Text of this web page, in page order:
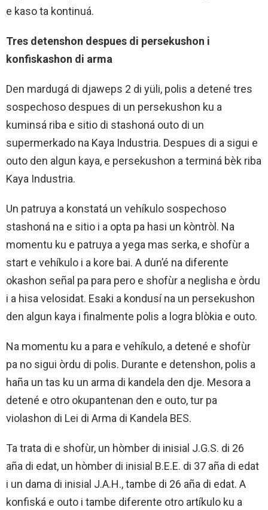
e kaso ta kontinuá.
Tres detenshon despues di persekushon i
konfiskashon di arma
Den mardugá di djaweps 2 di yüli, polis a detené tres
sospechoso despues di un persekushon ku a
kuminsá riba e sitio di stashoná outo di un
supermerkado na Kaya Industria. Despues di a sigui e
outo den algun kaya, e persekushon a terminá bèk riba
Kaya Industria.
Un patruya a konstatá un vehíkulo sospechoso
stashoná na e sitio i a opta pa hasi un kòntròl. Na
momentu ku e patruya a yega mas serka, e shofùr a
start e vehíkulo i a kore bai. A dun’é na diferente
okashon señal pa para pero e shofùr a neglisha e òrdu
i a hisa velosidat. Esaki a kondusí na un persekushon
den algun kaya i finalmente polis a logra blòkia e outo.
Na momentu ku a para e vehíkulo, a detené e shofùr
pa no sigui òrdu di polis. Durante e detenshon, polis a
haña un tas ku un arma di kandela den dje. Mesora a
detené e otro okupantenan den e outo, tur pa
violashon di Lei di Arma di Kandela BES.
Ta trata di e shofùr, un hòmber di inisial J.G.S. di 26
aña di edat, un hòmber di inisial B.E.E. di 37 aña di edat
i un dama di inisial J.A.H., tambe di 26 aña di edat. A
konfiská e outo i tambe diferente otro artíkulo ku a